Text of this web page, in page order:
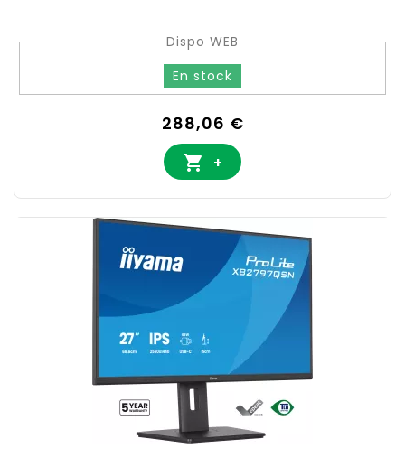
Dispo WEB
En stock
Prix
288,06 €
 +